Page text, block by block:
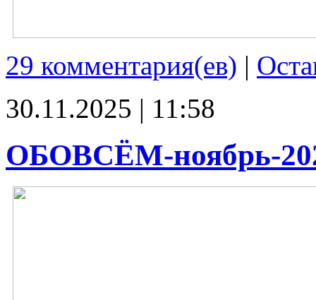
29 комментария(ев) |
30.11.2025 | 11:58
ОБОВСЁМ-ноябрь-